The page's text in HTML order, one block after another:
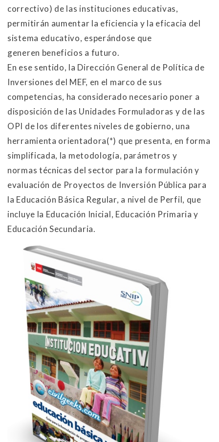
correctivo) de las instituciones educativas,
permitirán aumentar la eficiencia y la eficacia del
sistema educativo, esperándose que
generen beneficios a futuro.
En ese sentido, la Dirección General de Política de
Inversiones del MEF, en el marco de sus
competencias, ha considerado necesario poner a
disposición de las Unidades Formuladoras y de las
OPI de los diferentes niveles de gobierno, una
herramienta orientadora(*) que presenta, en forma
simplificada, la metodología, parámetros y
normas técnicas del sector para la formulación y
evaluación de Proyectos de Inversión Pública para
la Educación Básica Regular, a nivel de Perfil, que
incluye la Educación Inicial, Educación Primaria y
Educación Secundaria.